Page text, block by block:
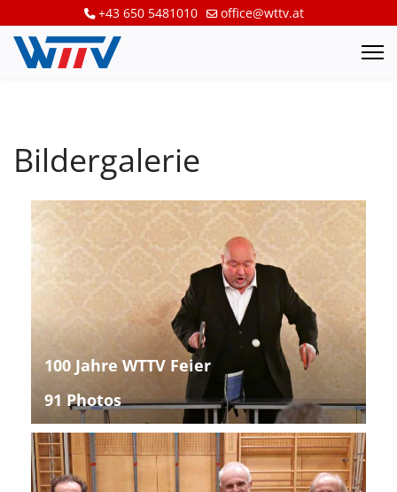
+43 650 5481010 office@wttv.at
Bildergalerie
100 Jahre WTTV Feier
91 Photos